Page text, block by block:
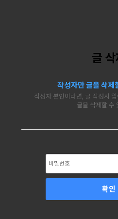
글
작성자만 글을 삭제
작성자 본인이라면, 글 작성시
글을 삭제할 수